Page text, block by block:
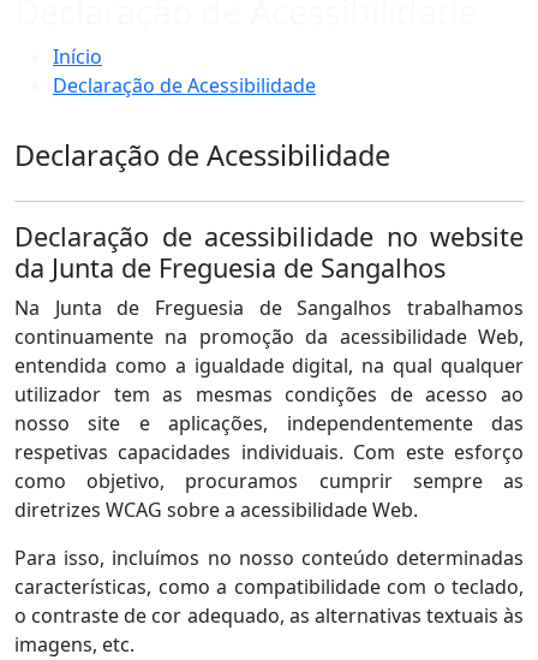
Início
Declaração de Acessibilidade
Declaração de Acessibilidade
Declaração de acessibilidade no website
da Junta de Freguesia de Sangalhos
Na Junta de Freguesia de Sangalhos trabalhamos
continuamente na promoção da acessibilidade Web,
entendida como a igualdade digital, na qual qualquer
utilizador tem as mesmas condições de acesso ao
nosso site e aplicações, independentemente das
respetivas capacidades individuais. Com este esforço
como objetivo, procuramos cumprir sempre as
diretrizes WCAG sobre a acessibilidade Web.
Para isso, incluímos no nosso conteúdo determinadas
características, como a compatibilidade com o teclado,
o contraste de cor adequado, as alternativas textuais às
imagens, etc.